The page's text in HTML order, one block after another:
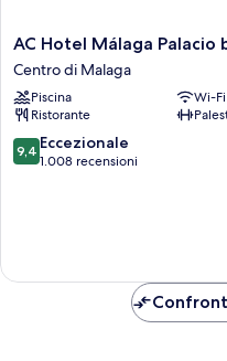
AC
Hotel
Málaga
Palacio
by
Marriott
Centro
AC Hotel Málaga Palacio
Centro di Malaga
Piscina
Wi-
Ristorante
9.4
su
9,4 Eccezionale
1.008 recensioni